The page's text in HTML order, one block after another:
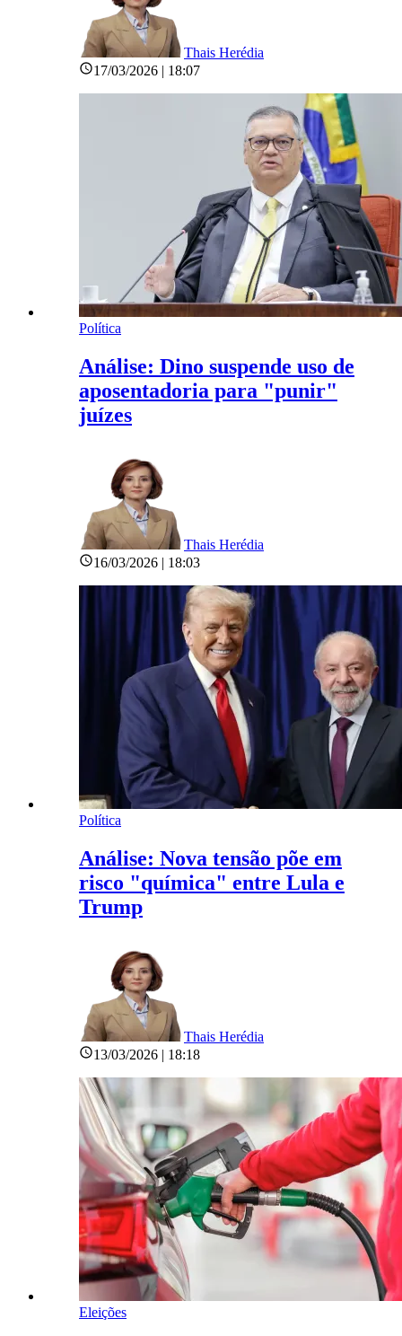
Thais Herédia
17/03/2026 | 18:07
Política
Análise: Dino suspende uso de
aposentadoria para "punir"
juízes
Thais Herédia
16/03/2026 | 18:03
Política
Análise: Nova tensão põe em
risco "química" entre Lula e
Trump
Thais Herédia
13/03/2026 | 18:18
Eleições